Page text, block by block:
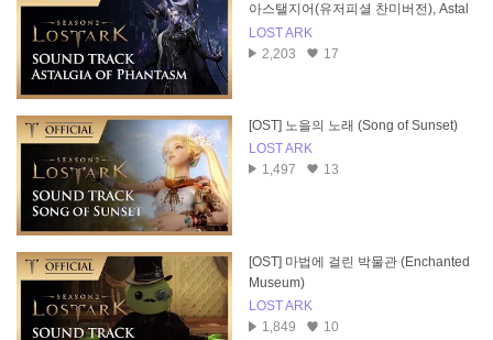
아스탤지어(유저피셜 찬미버전), Astal
gia of Phantasm
LOST ARK
2,203
17
[OST] 노을의 노래 (Song of Sunset)
LOST ARK
1,497
13
[OST] 마법에 걸린 박물관 (Enchanted
Museum)
LOST ARK
1,849
10